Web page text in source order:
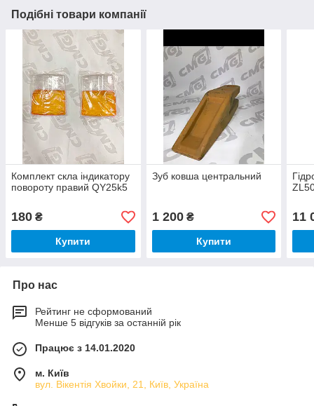
Подібні товари компанії
Комплект скла індикатору
повороту правий QY25k5
180 ₴
Купити
Зуб ковша центральний
1 200₴
Купити
11
Про нас
Рейтинг не сформований
Менше 5 відгуків за останній рік
Працює з 14.01.2020
м. Київ
вул. Вікентія Хвойки, 21, Київ, Україна